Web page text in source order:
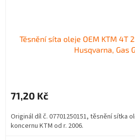
Těsnění síta oleje OEM KTM
Husqvarna, Gas
71,20 Kč
Originál díl č. 07701250151, těsnění sítka
koncernu KTM od r. 2006.